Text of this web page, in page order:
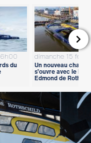
du
dimanche 15
Un nouveau
s’ouvre avec le Maxi
Edmond de
